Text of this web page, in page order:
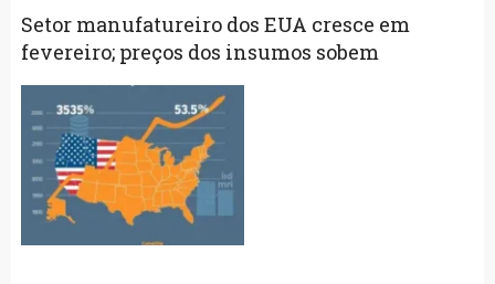
Setor manufatureiro dos EUA cresce em
fevereiro; preços dos insumos sobem